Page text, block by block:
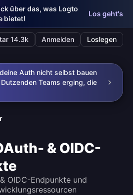
über das, was Logto
bietet!
Los geht's
14.3k Anmelden Loslegen
Auth nicht selbst bauen
Teams erging, die
& OIDC-
OIDC-Endpunkte und